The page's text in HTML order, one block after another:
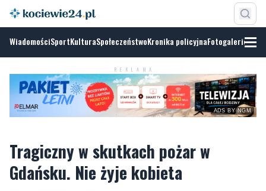
WiadomościSportKulturaSpołeczeństwoKronika policyjnaFotogalerie
REKLAMA
ADS BY NGM
Tragiczny w skutkach pożar w
Gdańsku. Nie żyje kobieta